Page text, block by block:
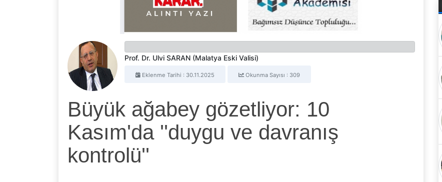
Prof. Dr. Ulvi SARAN (Malatya Eski Valisi)
Eklenme Tarihi : 30.11.2025 Okunma Sayısı : 309
Büyük ağabey gözetliyor: 10
Kasım'da ''duygu ve davranış
kontrolü''